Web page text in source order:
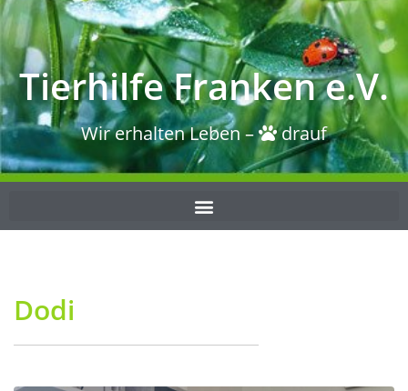
Tierhilfe Franken e.V.
Wir erhalten Leben – drauf
Dodi